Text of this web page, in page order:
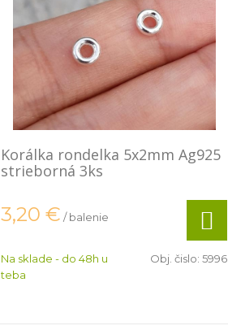
Korálka rondelka 5x2mm Ag925
strieborná 3ks
3,20 € / balenie
Na sklade - do 48h u
teba
Obj. čislo: 5996